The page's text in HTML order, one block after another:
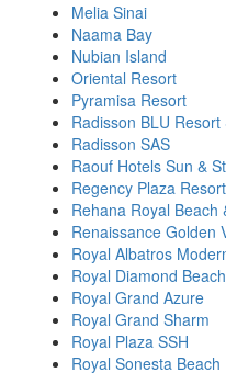
Melia Sinai
Naama Bay
Nubian Island
Oriental Resort
Pyramisa Resort
Radisson BLU
Radisson SAS
Raouf Hotels Sun &
Regency Plaza Resort
Rehana Royal Beach
Renaissance Golden
Royal Albatros
Royal Diamond Beach
Royal Grand Azure
Royal Grand Sharm
Royal Plaza SSH
Royal Sonesta Beach